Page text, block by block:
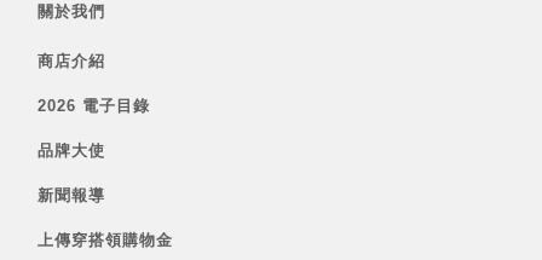
關於我們
商店介紹
2026 電子目錄
品牌大使
新聞報導
上傳穿搭領購物金